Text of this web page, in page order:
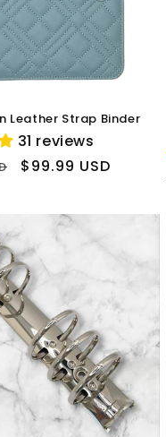
Leather Strap Binder
31 reviews
Verkaufspreis
$99.99 USD